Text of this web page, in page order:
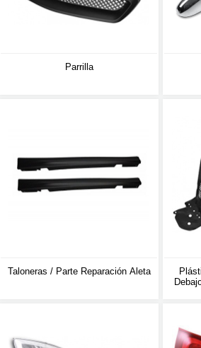
Parrilla
Taloneras / Parte Reparación Aleta